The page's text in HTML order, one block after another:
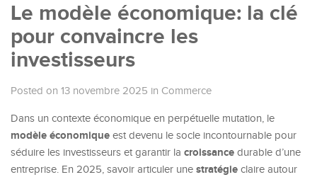
Le modèle économique: la clé
pour convaincre les
investisseurs
Posted on 13 novembre 2025 in Commerce
Dans un contexte économique en perpétuelle mutation, le
modèle économique est devenu le socle incontournable pour
séduire les investisseurs et garantir la croissance durable d’une
entreprise. En 2025, savoir articuler une stratégie claire autour